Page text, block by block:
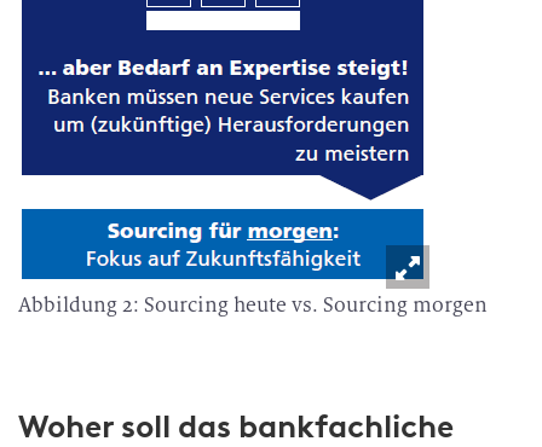
Abbildung 2: Sourcing heute vs. Sourcing morgen
Woher soll das bankfachliche